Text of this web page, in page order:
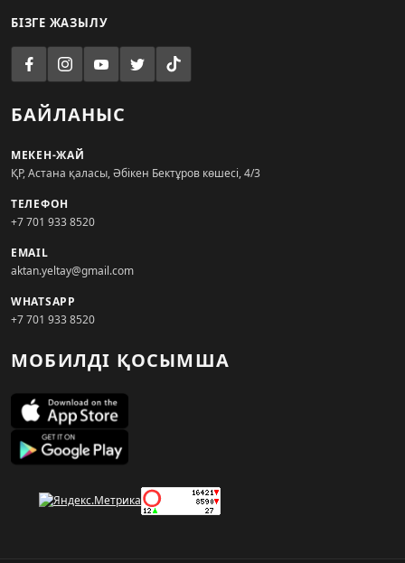
БІЗГЕ ЖАЗЫЛУ
БАЙЛАНЫС
МЕКЕН-ЖАЙ
ҚР, Астана қаласы, Әбікен Бектұров көшесі, 4/3
ТЕЛЕФОН
+7 701 933 8520
EMAIL
aktan.yeltay@gmail.com
WHATSAPP
+7 701 933 8520
МОБИЛДІ ҚОСЫМША